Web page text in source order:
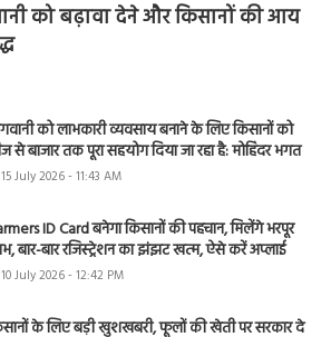
को बढ़ावा देने और किसानों की आय
को लाभकारी व्यवसाय बनाने के लिए किसानों को
से बाजार तक पूरा सहयोग दिया जा रहा है: मोहिंदर भगत
15 July 2026 - 11:43 AM
ID Card बनेगा किसानों की पहचान, मिलेंगे भरपूर
बार-बार रजिस्ट्रेशन का झंझट खत्म, ऐसे करें अप्लाई
10 July 2026 - 12:42 PM
के लिए बड़ी खुशखबरी, फूलों की खेती पर सरकार दे